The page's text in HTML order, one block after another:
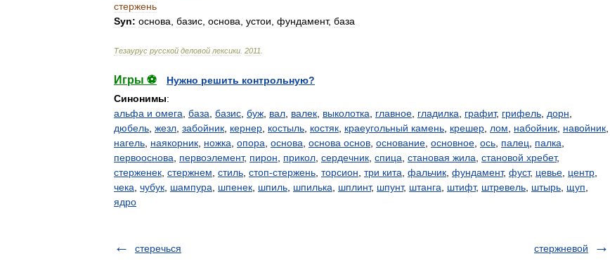
стержень
Syn: основа базис основа устои фундамент, база
Тезаурус русской деловой лексики 2011
Игры ⚽
Нужно решить контрольную?
Синонимы:
альфа и омега база базис буж вал валек выколотка главное гладилка графит, грифель дорн
дюбель жезл забойник кернер костыль костяк краеугольный камень крешер лом набойник навойник
нагель наякорник ножка опора основа основа основ основание основное ось палец палка
первооснова
первоэлемент, пирон прикол сердечник спица становая жила становой хребет,
стерженек стержнем стиль стоп-стержень торсион три кита фальчик фундамент, фуст, цевье центр
чека чубук шампура шпенек шпиль шпилька шплинт, шпунт, штанга штифт, штревель штырь щуп
ядро
стеречься стержневой